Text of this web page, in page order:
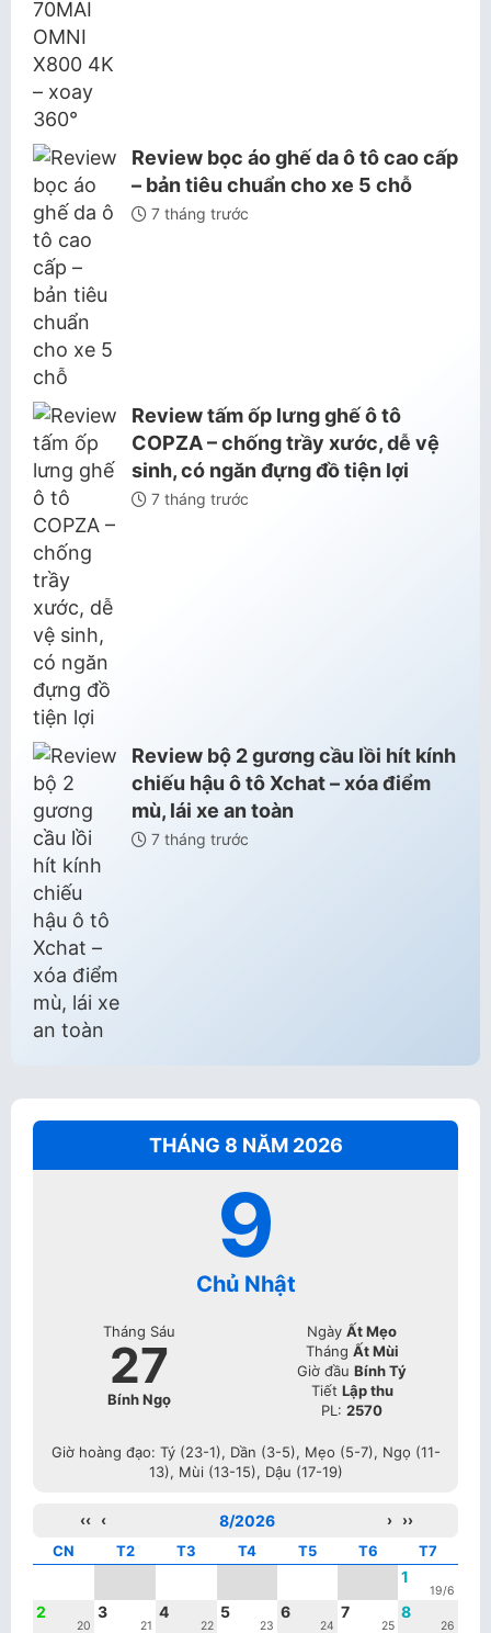
Review bọc áo ghế da ô tô cao cấp
– bản tiêu chuẩn cho xe 5 chỗ
7 tháng trước
Review tấm ốp lưng ghế ô tô
COPZA – chống trầy xước, dễ vệ
sinh, có ngăn đựng đồ tiện lợi
7 tháng trước
Review bộ 2 gương cầu lồi hít kính
chiếu hậu ô tô Xchat – xóa điểm
mù, lái xe an toàn
7 tháng trước
THÁNG 8 NĂM 2026
9
Chủ Nhật
Tháng Sáu
27
Bính Ngọ
Ngày Ất Mẹo
Tháng Ất Mùi
Giờ đầu Bính Tý
Tiết Lập thu
PL: 2570
Giờ hoàng đạo: Tý (23-1), Dần (3-5), Mẹo (5-7), Ngọ (11-
13), Mùi (13-15), Dậu (17-19)
‹‹ ‹ 8/2026 ›
››
CN
T2 T3 T4 T5 T6 T7
1
19/6
2
20
3
21
4
22
5
23
6
24
7
25
8
26